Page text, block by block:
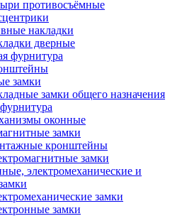
противосъёмные
накладки
дверные
фурнитура
замки
замки общего назначения
оконные
замки
кронштейны
замки
электромеханические и
замки
замки